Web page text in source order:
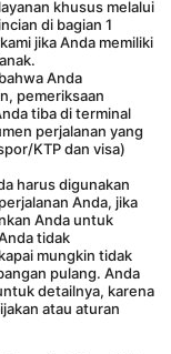
di bagian 1
jika Anda memiliki
pemeriksaan
tiba di terminal
perjalanan yang
KTP dan visa)
Anda, jika
Anda untuk
tidak
mungkin tidak
pulang. Anda
detailnya, karena
atau aturan